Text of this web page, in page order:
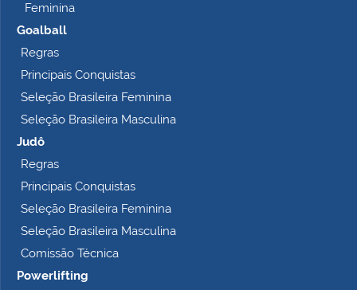
Feminina
Goalball
Regras
Principais Conquistas
Seleção Brasileira Feminina
Seleção Brasileira Masculina
Judô
Regras
Principais Conquistas
Seleção Brasileira Feminina
Seleção Brasileira Masculina
Comissão Técnica
Powerlifting